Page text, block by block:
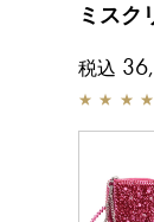
ミスク
税込
★ ★ ★ ★